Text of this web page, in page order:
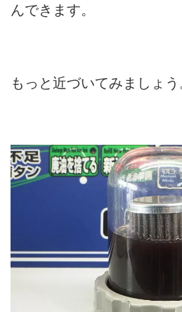
んできます。
もっと近づいてみましょう